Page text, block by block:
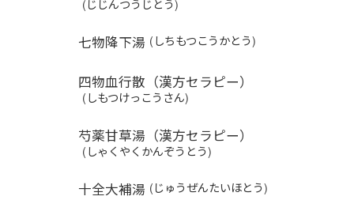
(じじんつうじとう)
七物降下湯 (しちもつこうかとう)
四物血行散（漢方セラピー）
(しもつけっこうさん)
芍薬甘草湯（漢方セラピー）
(しゃくやくかんぞうとう)
十全大補湯 (じゅうぜんたいほとう)